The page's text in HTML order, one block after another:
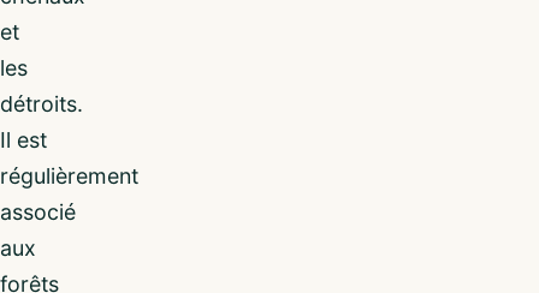
et
les
détroits.
Il est
régulièrement
associé
aux
forêts